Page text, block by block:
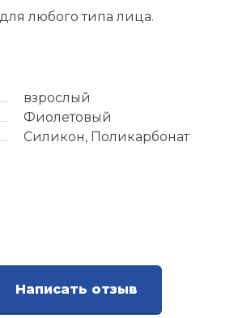
любого типа лица.
взрослый
Фиолетовый
Силикон, Поликарбонат
Написать отзыв